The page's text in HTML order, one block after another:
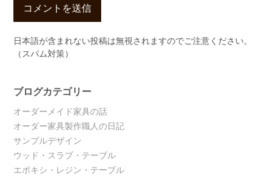
日本語が含まれない投稿は無視されますのでご注意ください。
（スパム対策）
ブログカテゴリー
オーダーメイド家具の話
オーダー家具製作職人の日記
サンプルデザイン
ウッド・スラブ・テーブル
エポキシ・レジン・テーブル